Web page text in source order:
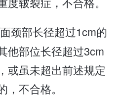
颈部长径超过1cm的
他部位长径超过3cm
或虽未超出前述规定
不合格。